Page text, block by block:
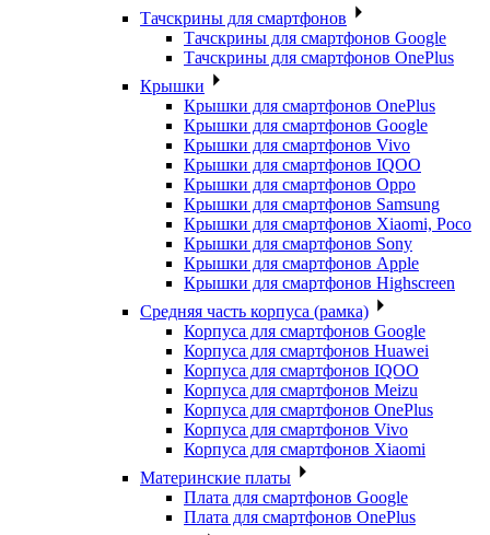
Тачскрины для смартфонов
Тачскрины для смартфонов Google
Тачскрины для смартфонов OnePlus
Крышки
Крышки для смартфонов OnePlus
Крышки для смартфонов Google
Крышки для смартфонов Vivo
Крышки для смартфонов IQOO
Крышки для смартфонов Oppo
Крышки для смартфонов Samsung
Крышки для смартфонов Xiaomi, Poco
Крышки для смартфонов Sony
Крышки для смартфонов Apple
Крышки для смартфонов Highscreen
Средняя часть корпуса (рамка)
Корпуса для смартфонов Google
Корпуса для смартфонов Huawei
Корпуса для смартфонов IQOO
Корпуса для смартфонов Meizu
Корпуса для смартфонов OnePlus
Корпуса для смартфонов Vivo
Корпуса для смартфонов Xiaomi
Материнские платы
Плата для смартфонов Google
Плата для смартфонов OnePlus